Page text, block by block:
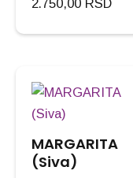
MARGARITA
(Siva)